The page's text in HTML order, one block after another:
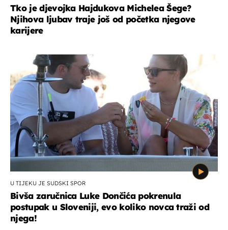
Tko je djevojka Hajdukova Michelea Šege?
Njihova ljubav traje još od početka njegove
karijere
U TIJEKU JE SUDSKI SPOR
Bivša zaručnica Luke Dončića pokrenula
postupak u Sloveniji, evo koliko novca traži od
njega!